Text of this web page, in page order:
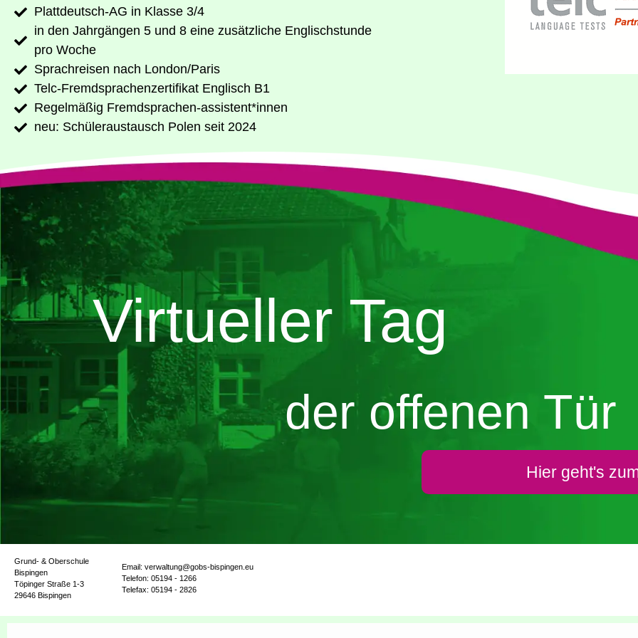
Platt­deutsch-AG in Klas­se 3/4
in den Jahr­gän­gen 5 und 8 eine zusätz­li­che Eng­lisch­stun­de
pro Woche
Sprach­rei­sen nach London/​Paris
Telc-Fremd­spra­chen­zer­ti­fi­kat Eng­lisch B1
Regel­mä­ßig Fremdsprachen-assistent*innen
neu: Schü­ler­aus­tausch Polen seit 2024
Virtueller Tag
der offenen Tür
Hier geht's
Grund- & Oberschule
Bispingen
Töpinger Straße 1-3
29646 Bispingen
Email: verwaltung@gobs-bispingen.eu
Telefon: 05194 - 1266
Telefax: 05194 - 2826